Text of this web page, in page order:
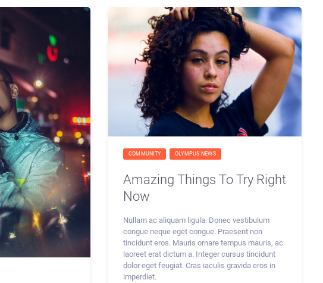
COMMUNITY OLYMPUS NEWS
Amazing Things To Try Right
Now
Nullam ac aliquam ligula. Donec vestibulum
congue neque eget congue. Praesent non
tincidunt eros. Mauris ornare tempus mauris, ac
laoreet erat dictum a. Integer cursus tincidunt
dolor eget feugiat. Cras iaculis gravida eros in
imperdiet.